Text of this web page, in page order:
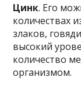
Цинк. Его
количествах
злаков,
высокий
количество
организмом.